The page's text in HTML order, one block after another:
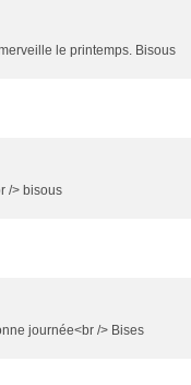
le printemps. Bisous
/> bisous
journée<br /> Bises